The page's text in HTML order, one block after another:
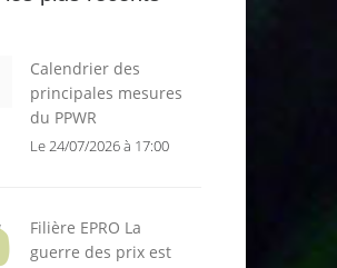
Calendrier des
principales mesures
du PPWR
Le 24/07/2026 à 17:00
Filière EPRO La
guerre des prix est